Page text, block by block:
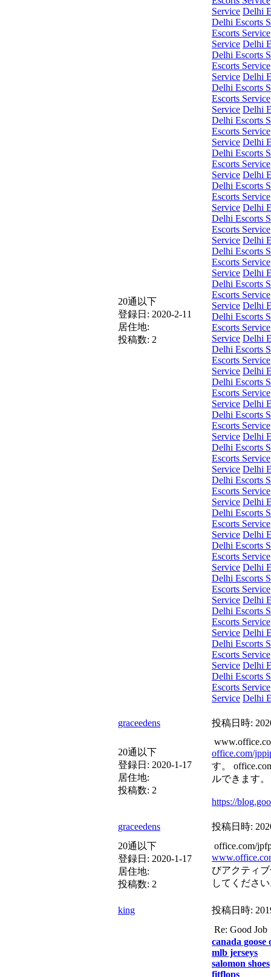
20通以下
登録日: 2020-2-11
居住地:
投稿数: 2
Service Delhi
Delhi Escorts
Escorts Service
Service Delhi
Delhi Escorts
Escorts Service
Service Delhi
Delhi Escorts
Escorts Service
Service Delhi
Delhi Escorts
Escorts Service
Service Delhi
Delhi Escorts
Escorts Service
Service Delhi
Delhi Escorts
Escorts Service
Service Delhi
Delhi Escorts
Escorts Service
Service Delhi
Delhi Escorts
Escorts Service
Service Delhi
Delhi Escorts
Escorts Service
Service Delhi
Delhi Escorts
Escorts Service
Service Delhi
Delhi Escorts
Escorts Service
Service Delhi
Delhi Escorts
Escorts Service
Service Delhi
Delhi Escorts
Escorts Service
Service Delhi
Delhi Escorts
Escorts Service
Service Delhi
Delhi Escorts
Escorts Service
Service Delhi
Delhi Escorts
Escorts Service
Service Delhi
Delhi Escorts
Escorts Service
Service Delhi
Delhi Escorts
Escorts Service
Service Delhi
Delhi Escorts
Escorts Service
Service Delhi
Delhi Escorts
Escorts Service
Service Delhi
Delhi Escorts
Escorts Service
Service Delhi
graceedens 投稿日時:
20通以下
登録日: 2020-1-17
居住地:
投稿数: 2
office.com/
す。
ルできます
https://
graceedens 投稿日時:
20通以下
登録日: 2020-1-17
居住地:
投稿数: 2
office.com/
びアクティ
してくださ
king 投稿日時:
Re: Good
canada goose
mlb jerseys
salomon shoes
fitflops